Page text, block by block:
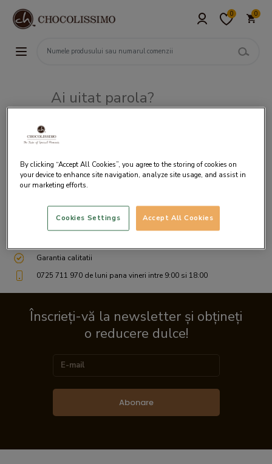
0 0
Ai uitat parola?
Livrare gratuita incepand cu 200 lei
Garantia calitatii
0725 711 970 de luni pana vineri intre 9:00 si 18:00
Înscrieți-vă la newsletter și obțineți
o reducere dulce!
Abonare
By clicking “Accept All Cookies”, you agree to the storing of cookies on
your device to enhance site navigation, analyze site usage, and assist in
our marketing efforts.
Accept All Cookies
Cookies Settings